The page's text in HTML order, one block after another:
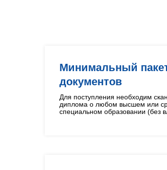
Минимальный
документов
Для поступления необходим
диплома о любом высшем или
специальном образовании (без